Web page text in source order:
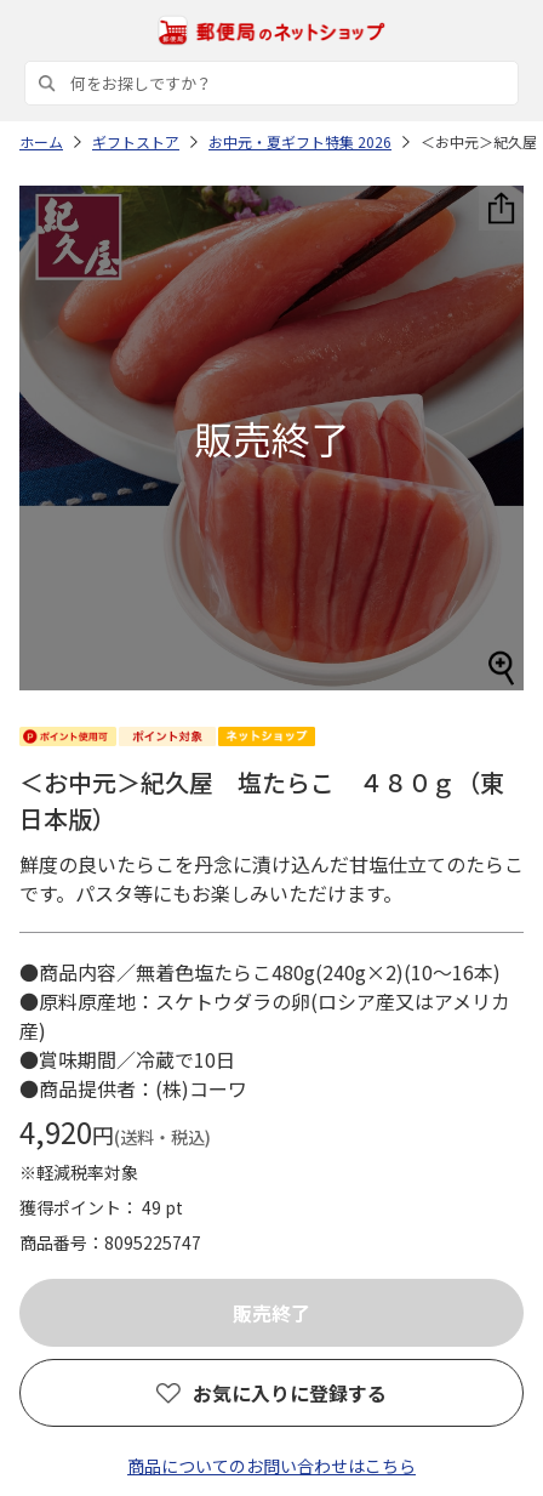
ホーム ギフトストア お中元・夏ギフト特集 2026 ＜お中元＞紀久
＜お中元＞紀久屋 塩たらこ ４８０ｇ（東
日本版）
鮮度の良いたらこを丹念に漬け込んだ甘塩仕立てのたらこ
です。パスタ等にもお楽しみいただけます。
●商品内容／無着色塩たらこ480g(240g×2)(10～16本)
●原料原産地：スケトウダラの卵(ロシア産又はアメリカ
産)
●賞味期間／冷蔵で10日
●商品提供者：(株)コーワ
4,920円(送料・税込)
※軽減税率対象
獲得ポイント： 49 pt
商品番号
8095225747
お気に入りに登録する
商品についてのお問い合わせはこちら